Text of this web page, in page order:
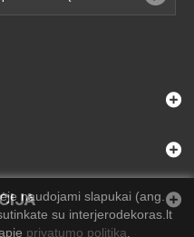
naudojami slapukai (ang.
su interjerodekoras.lt
privatumo politiką